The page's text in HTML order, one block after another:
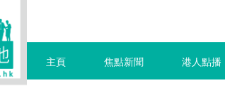
主頁 焦點新聞 港人點播